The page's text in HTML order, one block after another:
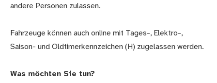
andere Personen zulassen.
Fahrzeuge können auch online mit Tages-, Elektro-,
Saison- und Oldtimerkennzeichen (H) zugelassen werden.
Was möchten Sie tun?